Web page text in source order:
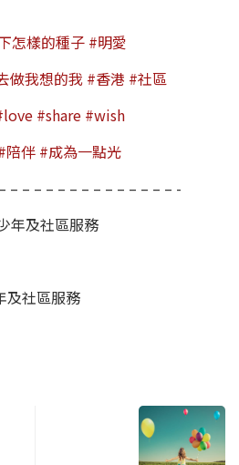
怎樣的種子 #明愛​
做我想的我 #香港 #社區
#share #wish​
陪伴 #成為一點光​
– – – – – – – – – – – – – – -​
年及社區服務​
及社區服務